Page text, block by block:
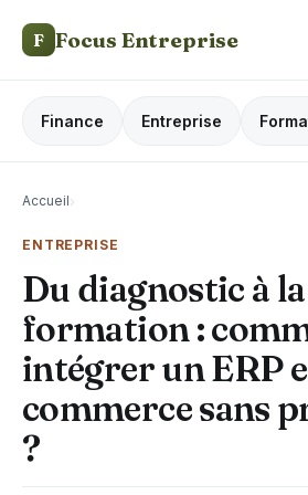
F Focus Entreprise
Finance Entreprise
Accueil›
ENTREPRISE
Du diagnostic à la
formation :
intégrer un ERP
commerce sans
?